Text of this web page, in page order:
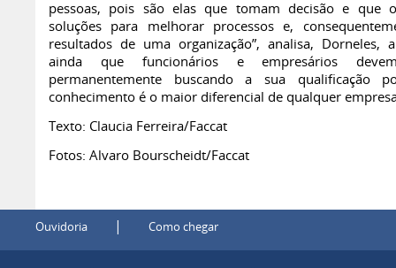
pessoas, pois são elas que tomam decisão e que
soluções para melhorar processos e,
resultados de uma organização”, analisa, Dorneles,
ainda que funcionários e empresários
permanentemente buscando a sua qualificação
conhecimento é o maior diferencial de qualquer
Texto: Claucia Ferreira/Faccat
Fotos: Alvaro Bourscheidt/Faccat
Ouvidoria | Como chegar